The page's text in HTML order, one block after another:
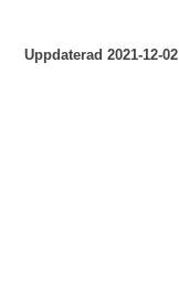
Uppdaterad2021-12-02